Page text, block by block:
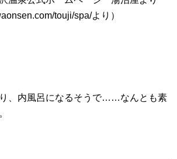
touji/spa/より）
、内風呂になるそうで……なんとも素